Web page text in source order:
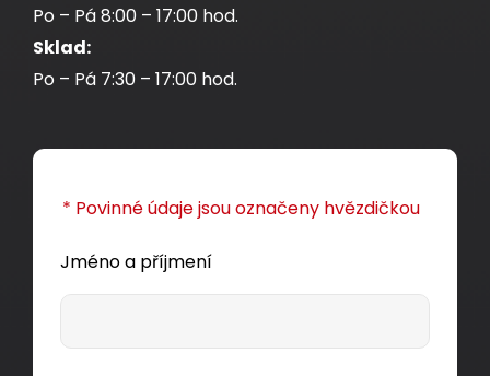
Po – Pá 8:00 – 17:00 hod.
Sklad:
Po – Pá 7:30 – 17:00 hod.
* Povinné údaje jsou označeny hvězdičkou
Jméno a příjmení